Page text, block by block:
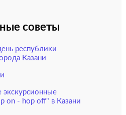
советы
республики
Казани
on - hop off" в Казани